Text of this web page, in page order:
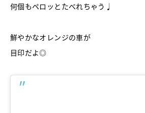
何個もペロッとたべれちゃう♩
鮮やかなオレンジの車が
目印だよ◎